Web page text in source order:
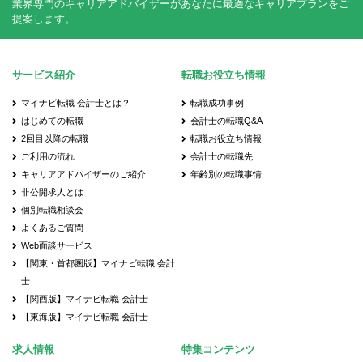
業界専門のキャリアアドバイザーがあなたに最適なキャリアプランをご
提案します。
サービス紹介
マイナビ転職 会計士とは？
はじめての転職
2回目以降の転職
ご利用の流れ
キャリアアドバイザーのご紹介
非公開求人とは
個別転職相談会
よくあるご質問
Web面談サービス
【関東・首都圏版】マイナビ転職 会計
士
【関西版】マイナビ転職 会計士
【東海版】マイナビ転職 会計士
転職お役立ち情報
転職成功事例
会計士の転職Q&A
転職お役立ち情報
会計士の転職先
年齢別の転職事情
求人情報 特集コンテンツ